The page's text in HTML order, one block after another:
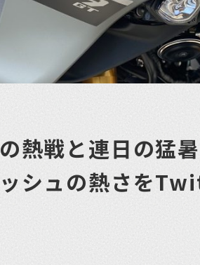
熱戦と連日の猛
シュの熱さを